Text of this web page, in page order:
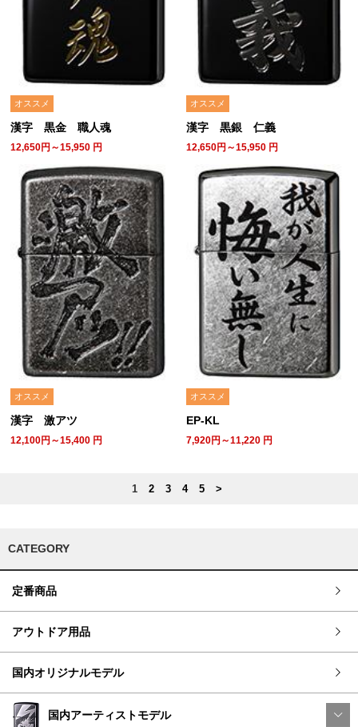
オススメ
漢字 黒金 職人魂
12,650円～15,950 円
オススメ
漢字 黒銀 仁義
12,650円～15,950 円
オススメ
漢字 激アツ
12,100円～15,400 円
オススメ
EP-KL
7,920円～11,220 円
1 2 3 4 5 >
CATEGORY
定番商品
アウトドア用品
国内オリジナルモデル
国内アーティストモデル